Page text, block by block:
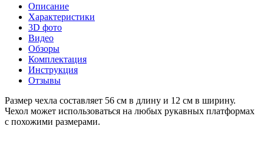
Описание
Характеристики
3D фото
Видео
Обзоры
Комплектация
Инструкция
Отзывы
Размер чехла составляет 56 см в длину и 12 см в ширину.
Чехол может использоваться на любых рукавных платформах
с похожими размерами.